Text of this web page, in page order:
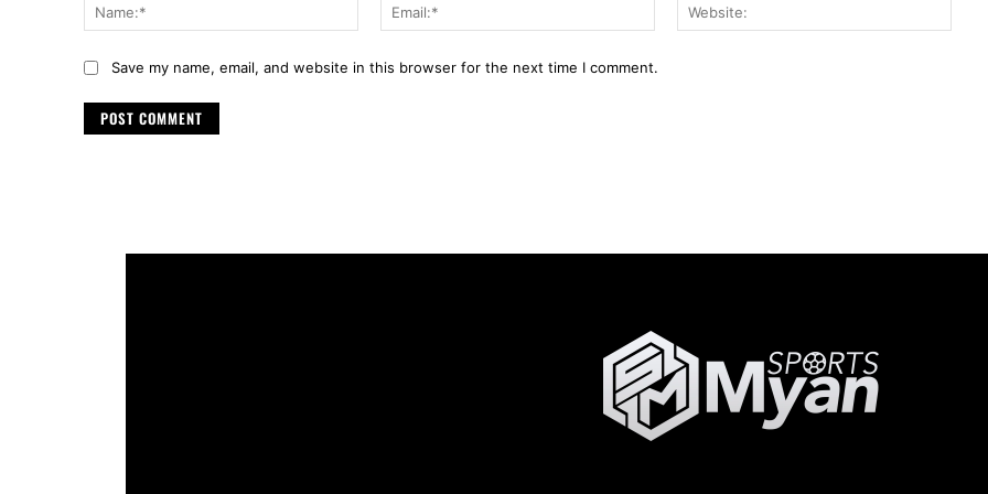
Name:* Email:*
Save my name, email, and website in this browser for the next time I comment.